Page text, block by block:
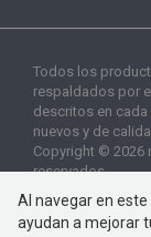
Todos los
respaldados por
descritos en
nuevos y de
Copyright © 2026
reservados
Al navegar en este
ayudan a mejorar